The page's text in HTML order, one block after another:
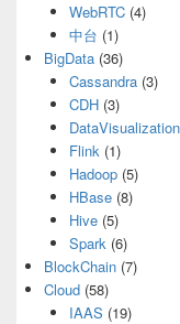
WebRTC(4)
中台 (1)
BigData (36)
Cassandra(3)
CDH(3)
DataVisualization
Flink(1)
Hadoop(5)
HBase(8)
Hive(5)
Spark(6)
BlockChain (7)
Cloud (58)
IAAS (19)